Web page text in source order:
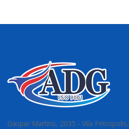
Gaspar Martins, 2035 - Vila Petropolis,